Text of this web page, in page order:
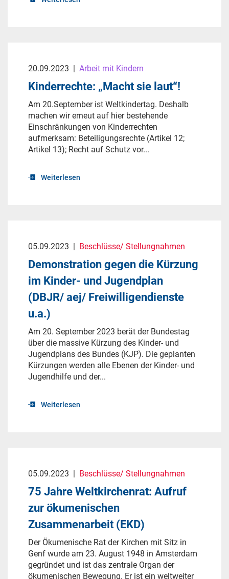
20.09.2023 | Arbeit mit Kindern
Kinderrechte: „Macht sie laut“!
Am 20.September ist Weltkindertag. Deshalb
machen wir erneut auf hier bestehende
Einschränkungen von Kinderrechten
aufmerksam: Beteiligungsrechte (Artikel 12;
Artikel 13); Recht auf Schutz vor...
Weiterlesen
05.09.2023 | Beschlüsse/ Stellungnahmen
Demonstration gegen die Kürzung
im Kinder- und Jugendplan
(DBJR/ aej/ Freiwilligendienste
u.a.)
Am 20. September 2023 berät der Bundestag
über die massive Kürzung des Kinder- und
Jugendplans des Bundes (KJP). Die geplanten
Kürzungen werden alle Ebenen der Kinder- und
Jugendhilfe und der...
Weiterlesen
05.09.2023 | Beschlüsse/ Stellungnahmen
75 Jahre Weltkirchenrat: Aufruf
zur ökumenischen
Zusammenarbeit (EKD)
Der Ökumenische Rat der Kirchen mit Sitz in
Genf wurde am 23. August 1948 in Amsterdam
gegründet und ist das zentrale Organ der
ökumenischen Bewegung. Er ist ein weltweiter